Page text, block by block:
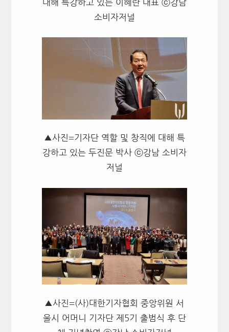
대해 특강하고 있는 이혜란 대표 ⓒ강남
소비자저널
▲사진=기자단 역할 및 창직에 대해 특
강하고 있는 두진문 박사 ⓒ강남 소비자
저널
▲사진=(사)대한기자협회 중앙위원 서
울시 어머니 기자단 제5기 출범식 후 단